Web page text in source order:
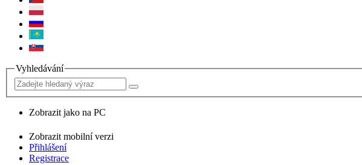
Vyhledávání
Zobrazit jako na PC
Zobrazit mobilní verzi
Přihlášení
Registrace